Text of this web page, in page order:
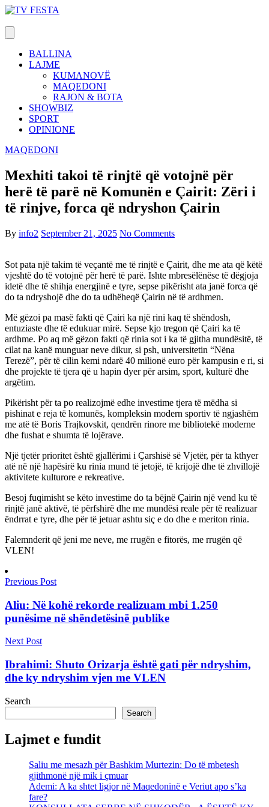
Skip
content
BALLINA
LAJME
KUMANOVË
MAQEDONI
RAJON & BOTA
SHOWBIZ
SPORT
OPINIONE
MAQEDONI
Mexhiti takoi të rinjtë që votojnë për
herë të parë në Komunën e Çairit: Zëri i
të rinjve, forca që ndryshon Çairin
By info2 September 21, 2025 No Comments
Sot pata një takim të veçantë me të rinjtë e Çairit, dhe me ata që këtë
vjeshtë do të votojnë për herë të parë. Ishte mbresëlënëse të dëgjoja
idetë dhe të shihja energjinë e tyre, sepse pikërisht ata janë forca që
do ta ndryshojë dhe do ta udhëheqë Çairin në të ardhmen.
Më gëzoi pa masë fakti që Çairi ka një rini kaq të shëndosh,
entuziaste dhe të edukuar mirë. Sepse kjo tregon që Çairi ka të
ardhme. Po aq më gëzon fakti që rinia sot i ka të gjitha mundësitë, të
cilat na kanë munguar neve dikur, si psh, universitetin “Nëna
Terezë”, për të cilin kemi ndarë 40 milionë euro për kampusin e ri, si
dhe projekte të tjera që u hapin dyer për arsim, sport, kulturë dhe
argëtim.
Pikërisht për ta po realizojmë edhe investime tjera të mëdha si
pishinat e reja të komunës, kompleksin modern sportiv të ngjashëm
me atë të Boris Trajkovskit, qendrën rinore me bibliotekë moderne
dhe fushat e shumta të lojërave.
Një tjetër prioritet është gjallërimi i Çarshisë së Vjetër, për ta kthyer
atë në një hapësirë ku rinia mund të jetojë, të krijojë dhe të zhvillojë
aktivitete kulturore e rekreative.
Besoj fuqimisht se këto investime do ta bëjnë Çairin një vend ku të
rinjtë janë aktivë, të përfshirë dhe me mundësi reale për të realizuar
ëndrrat e tyre, dhe për të jetuar ashtu siç e do dhe e meriton rinia.
Falemnderit që jeni me neve, me rrugën e fitorës, me rrugën që
VLEN!
Previous Post
Aliu: Në kohë rekorde realizuam mbi 1.250
punësime në shëndetësinë publike
Next Post
Ibrahimi: Shuto Orizarja është gati për ndryshim,
dhe ky ndryshim vjen me VLEN
Search
Search
Lajmet e fundit
Saliu me mesazh për Bashkim Murtezin: Do të mbetesh
gjithmonë një mik i çmuar
Ademi: A ka shtet ligjor në Maqedoninë e Veriut apo s’ka
fare?